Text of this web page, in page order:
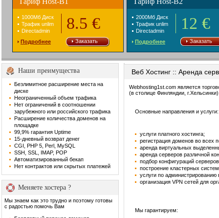
1000Mб Диск
Трафик unlim
Directadmin
8.5 €
Подробнее Заказать
2000Mб Диск
Трафик unlim
Directadmin
12 €
Подробнее Заказать
Наши преимущества
Безлимитное расширение места на
диске
Неограниченный объем трафика
Нет ограничений в соотношении
зарубежного или российского трафика
Расширение количества доменов на
площадке
99,9% гарантия Uptime
15-дневный возврат денег
CGI, PHP 5, Perl, MySQL
SSH, SSL, IMAP, POP
Автоматизированный бекап
Нет контрактов или скрытых платежей
Меняете хостера ?
Мы знаем как это трудно и поэтому готовы
с радостью помочь Вам
Веб Хостинг :: Аренда
Webhosting1st.com является
(в столице Финляндии,
Основные направления и услуги:
услуги платного хостинга;
регистрация доменов во всех
аренда виртуальных
аренда серверов различной
подбор конфигураций
построение кластерных
услуги по
организация VPN сетей для
Мы гарантируем: